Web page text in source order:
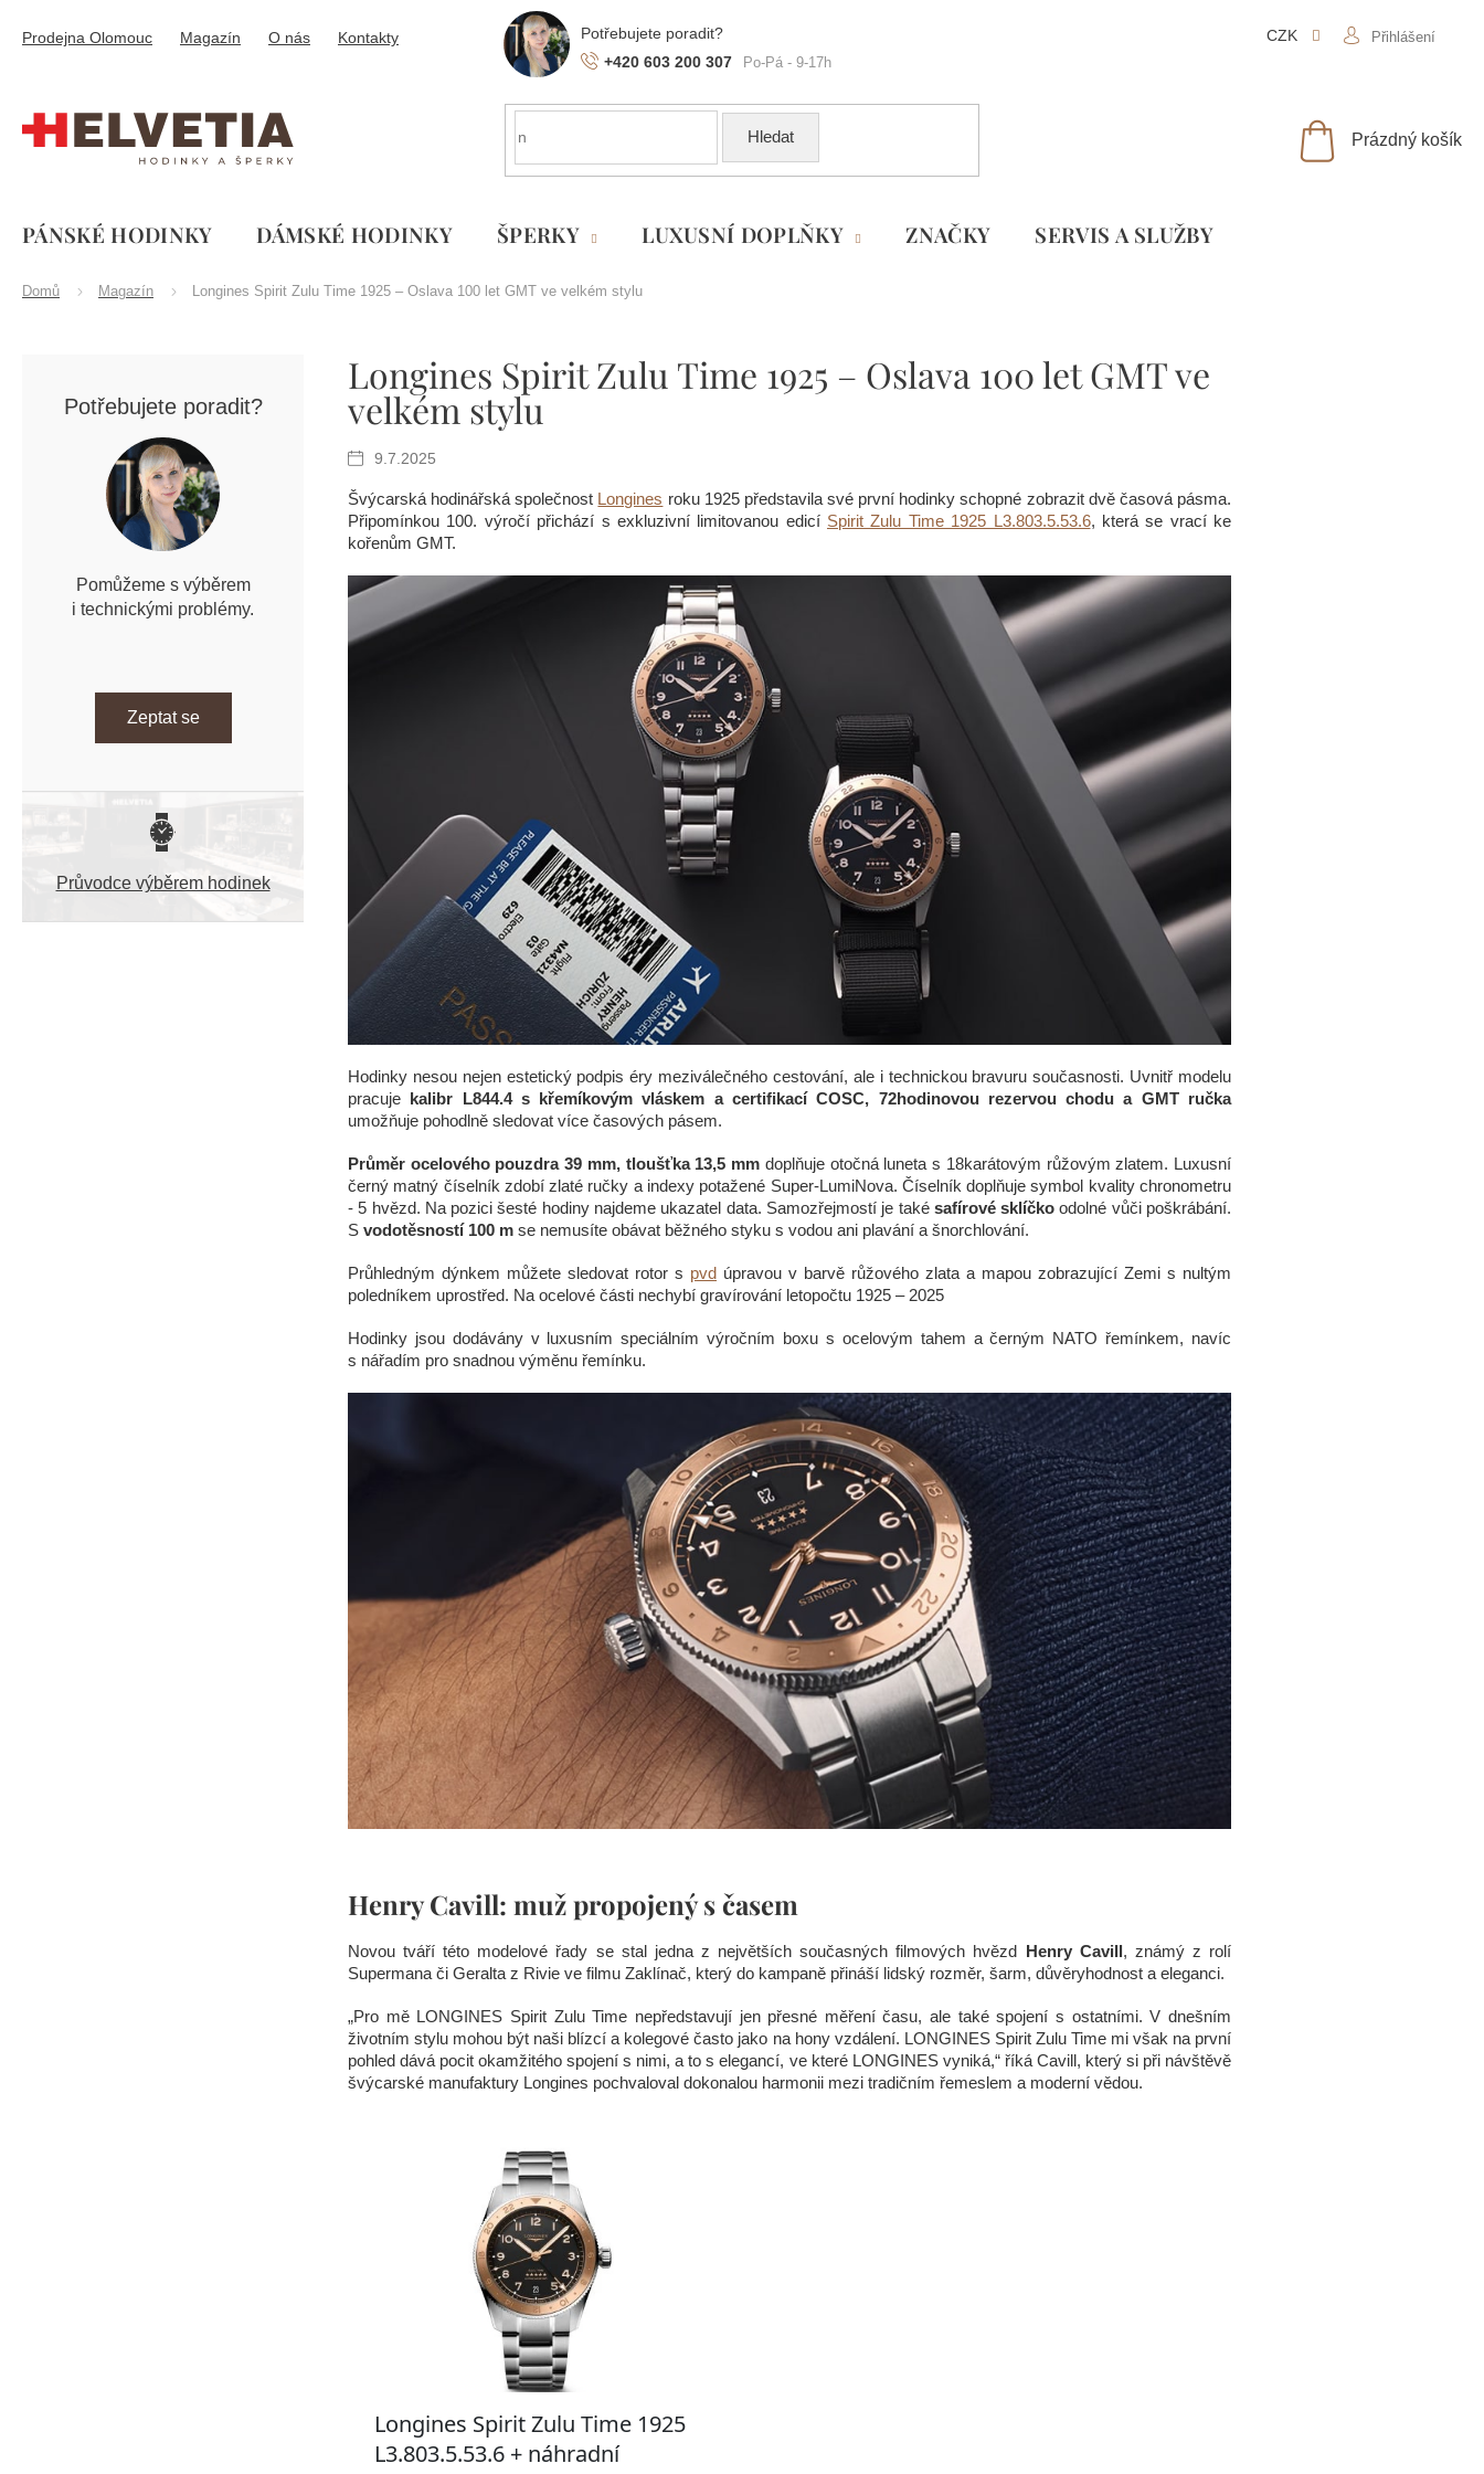
obsah
+420 603 200 307
Prodejna Olomouc Magazín O nás Kontakty CZK Přihlášení
Hledat
NÁKUPNÍ
Prázdný košík
PÁNSKÉ HODINKY DÁMSKÉ HODINKY ŠPERKY LUXUSNÍ DOPLŇKY ZNAČKY SLUŽBY
Domů Magazín Longines Spirit Zulu Time 1925 – Oslava 100 let GMT ve velkém stylu
Potřebujete poradit?
Pomůžeme s výběrem
i technickými problémy.
Zeptat se
Průvodce výběrem hodinek
Longines Spirit Zulu Time 1925 – Oslava 100 let GMT ve
velkém stylu
9.7.2025
Švýcarská hodinářská společnost Longines roku 1925 představila své první hodinky schopné zobrazit dvě časová pásma.
Připomínkou 100. výročí přichází s exkluzivní limitovanou edicí Spirit Zulu Time 1925 L3.803.5.53.6, která se vrací ke
kořenům GMT.
Hodinky nesou nejen estetický podpis éry meziválečného cestování, ale i technickou bravuru současnosti. Uvnitř modelu
pracuje kalibr L844.4 s křemíkovým vláskem a certifikací COSC, 72hodinovou rezervou chodu a GMT ručka
umožňuje pohodlně sledovat více časových pásem.
Průměr ocelového pouzdra 39 mm, tloušťka 13,5 mm doplňuje otočná luneta s 18karátovým růžovým zlatem. Luxusní
černý matný číselník zdobí zlaté ručky a indexy potažené Super-LumiNova. Číselník doplňuje symbol kvality chronometru
- 5 hvězd. Na pozici šesté hodiny najdeme ukazatel data. Samozřejmostí je také safírové sklíčko odolné vůči poškrábání.
S vodotěsností 100 m se nemusíte obávat běžného styku s vodou ani plavání a šnorchlování.
Průhledným dýnkem můžete sledovat rotor s pvd úpravou v barvě růžového zlata a mapou zobrazující Zemi s nultým
poledníkem uprostřed. Na ocelové části nechybí gravírování letopočtu 1925 – 2025
Hodinky jsou dodávány v luxusním speciálním výročním boxu s ocelovým tahem a černým NATO řemínkem, navíc
s nářadím pro snadnou výměnu řemínku.
Henry Cavill: muž propojený s časem
Novou tváří této modelové řady se stal jedna z největších současných filmových hvězd Henry Cavill, známý z rolí
Supermana či Geralta z Rivie ve filmu Zaklínač, který do kampaně přináší lidský rozměr, šarm, důvěryhodnost a eleganci.
„Pro mě LONGINES Spirit Zulu Time nepředstavují jen přesné měření času, ale také spojení s ostatními. V dnešním
životním stylu mohou být naši blízcí a kolegové často jako na hony vzdálení. LONGINES Spirit Zulu Time mi však na první
pohled dává pocit okamžitého spojení s nimi, a to s elegancí, ve které LONGINES vyniká,“ říká Cavill, který si při návštěvě
švýcarské manufaktury Longines pochvaloval dokonalou harmonii mezi tradičním řemeslem a moderní vědou.